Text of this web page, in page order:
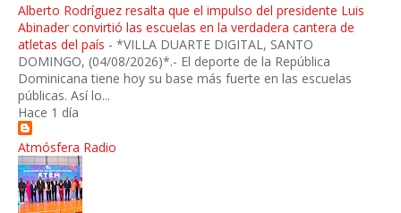
Alberto Rodríguez resalta que el impulso del presidente Luis
Abinader convirtió las escuelas en la verdadera cantera de
atletas del país - *VILLA DUARTE DIGITAL, SANTO
DOMINGO, (04/08/2026)*.- El deporte de la República
Dominicana tiene hoy su base más fuerte en las escuelas
públicas. Así lo...
Hace 1 día
Atmósfera Radio